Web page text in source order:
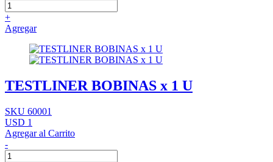
+
Agregar
TESTLINER BOBINAS x 1 U
SKU 60001
USD 1
Agregar al Carrito
-